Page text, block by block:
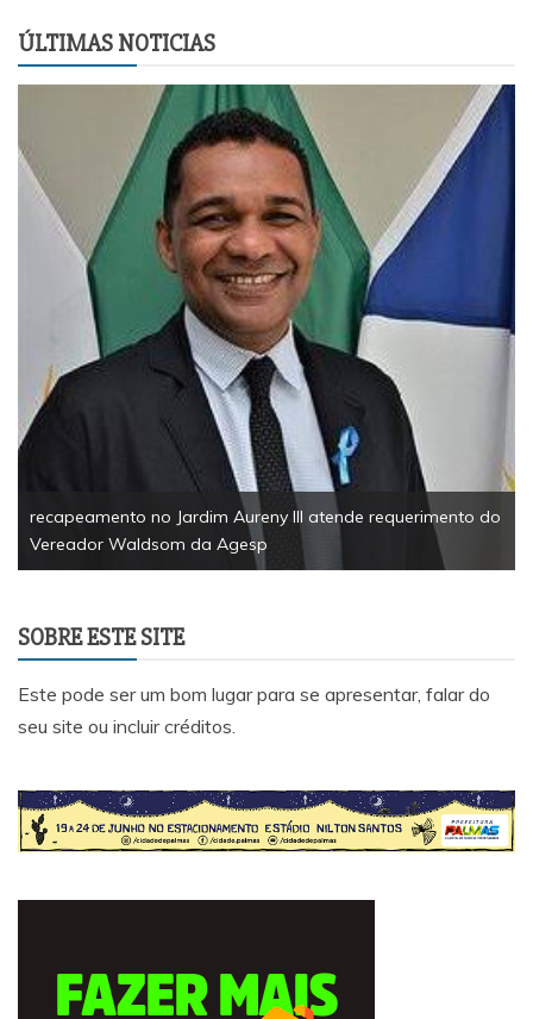
ÚLTIMAS NOTICIAS
do
EsportesSolidariedade1ª Corrida Solidária da
Palmas reúne 200 participantes e arrecada mais
tonelada de alimentos
SOBRE ESTE SITE
Este pode ser um bom lugar para se apresentar, falar do
seu site ou incluir créditos.